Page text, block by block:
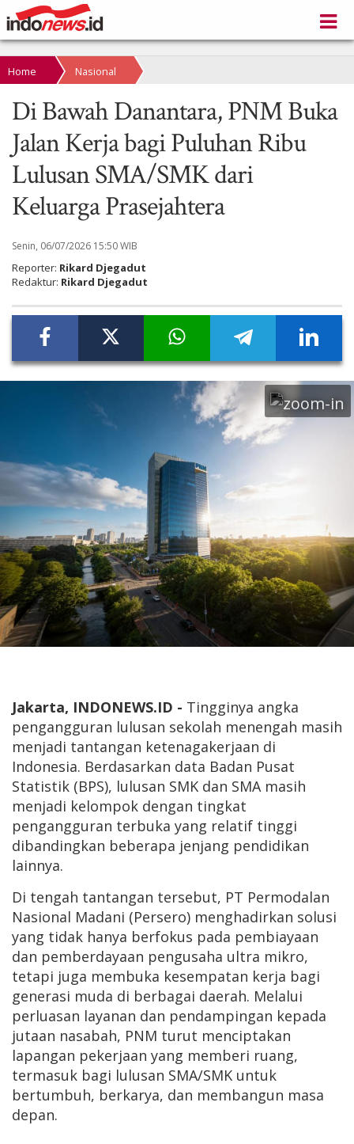
Home Nasional
Di Bawah Danantara, PNM Buka
Jalan Kerja bagi Puluhan Ribu
Lulusan SMA/SMK dari
Keluarga Prasejahtera
Senin, 06/07/2026 15:50 WIB
Reporter: Rikard Djegadut
Redaktur: Rikard Djegadut
Jakarta, INDONEWS.ID - Tingginya angka
pengangguran lulusan sekolah menengah masih
menjadi tantangan ketenagakerjaan di
Indonesia. Berdasarkan data Badan Pusat
Statistik (BPS), lulusan SMK dan SMA masih
menjadi kelompok dengan tingkat
pengangguran terbuka yang relatif tinggi
dibandingkan beberapa jenjang pendidikan
lainnya.
Di tengah tantangan tersebut, PT Permodalan
Nasional Madani (Persero) menghadirkan solusi
yang tidak hanya berfokus pada pembiayaan
dan pemberdayaan pengusaha ultra mikro,
tetapi juga membuka kesempatan kerja bagi
generasi muda di berbagai daerah. Melalui
perluasan layanan dan pendampingan kepada
jutaan nasabah, PNM turut menciptakan
lapangan pekerjaan yang memberi ruang,
termasuk bagi lulusan SMA/SMK untuk
bertumbuh, berkarya, dan membangun masa
depan.